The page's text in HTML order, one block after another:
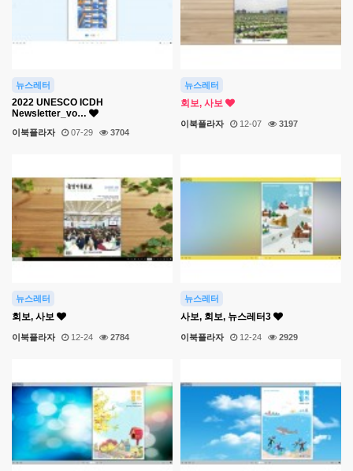
뉴스레터
2022 UNESCO ICDH
Newsletter_vo…
이북플라자 07-29 3704
뉴스레터
회보, 사보
이북플라자 12-07 3197
뉴스레터
회보, 사보
이북플라자 12-24 2784
뉴스레터
사보, 회보, 뉴스레터3
이북플라자 12-24 2929